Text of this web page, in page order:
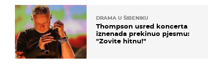
DRAMA U ŠIBENIKU
Thompson usred koncerta
iznenada prekinuo pjesmu:
"Zovite hitnu!"